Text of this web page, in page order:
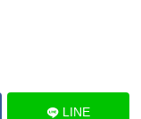
LINE